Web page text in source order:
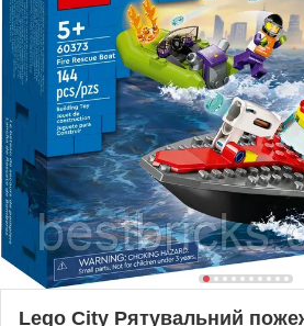
Lego City Рятувальний